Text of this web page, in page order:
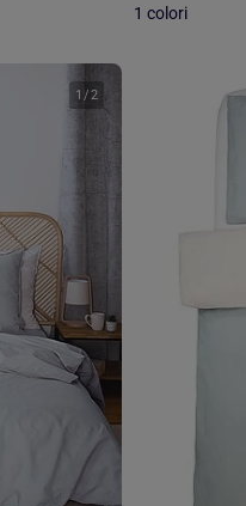
1 colori
1 /2